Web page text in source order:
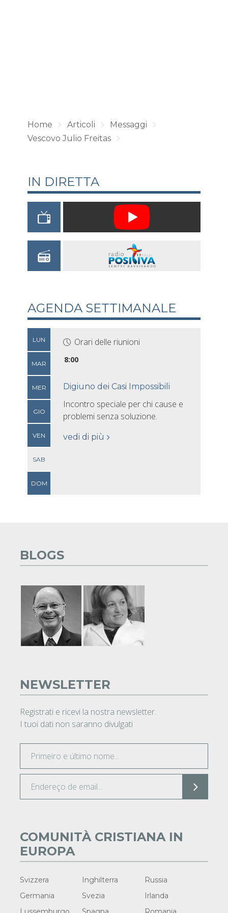
Home Articoli
Messaggi
Vescovo Julio Freitas
IN DIRETTA
AGENDA SETTIMANALE
LUN
MAR
MER
GIO
VEN
SAB
DOM
Orari delle riunioni
8:00
Digiuno dei Casi Impossibili
Incontro speciale per chi cause e
problemi senza soluzione.
vedi di più
BLOGS
NEWSLETTER
Registrati e ricevi la nostra newsletter.
I tuoi dati non saranno divulgati
COMUNITÀ CRISTIANA IN
EUROPA
Svizzera Inghilterra
Russia
Germania
Svezia
Irlanda